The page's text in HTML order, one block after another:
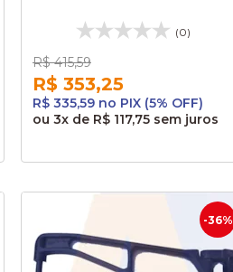
(0)
R$ 415,59
R$ 353,25
R$ 335,59 no PIX (5% OFF)
ou 3x de R$ 117,75 sem juros
-36%